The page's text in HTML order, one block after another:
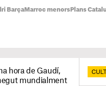
Barça Marroc menors Plans
hora de Gaudí,
mundialment